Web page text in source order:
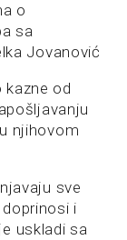
o
sa
Jovanović
kazne od
njihovom
sve
i
uskladi sa